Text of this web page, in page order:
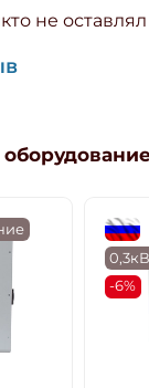
не оставлял
flagRU
-6%